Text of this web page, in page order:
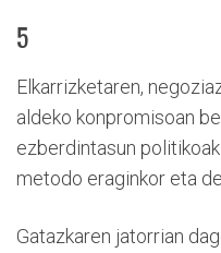
5
Elkarrizketaren,
aldeko konpromisoan
ezberdintasun
metodo eraginkor eta
Gatazkaren jatorrian